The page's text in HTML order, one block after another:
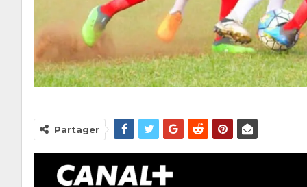
Partager